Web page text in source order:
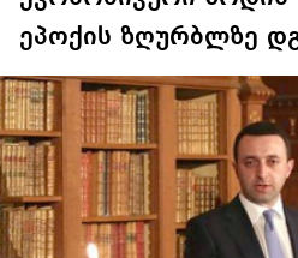
ეპოქის ზღურბლზე